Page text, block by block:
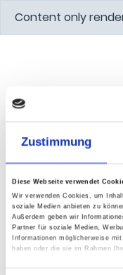
Zustimmung
Diese Webseite verwendet
Wir verwenden Cookies, um
soziale Medien anbieten zu
Außerdem geben wir
Partner für soziale Medien,
Informationen möglicherweise
haben oder die sie im Rahmen
Content only